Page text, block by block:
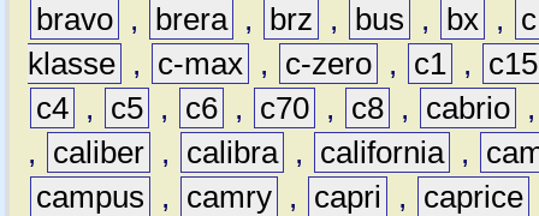
bravo , brera , brz , bus , bx ,
c
klasse , c-max , c-zero , c1 ,
c15
c4 , c5 , c6 , c70 , c8 , cabrio
,
caliber , calibra , california ,
campus
, camry , capri , caprice